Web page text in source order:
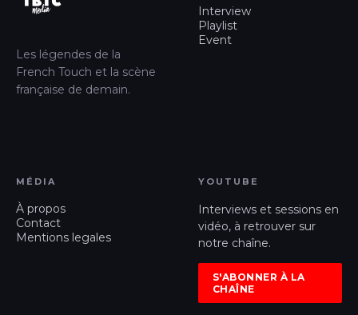
Les légendes de la
French Touch et la scène
française de demain.
Interview
Playlist
Event
MÉDIA
À propos
Contact
Mentions legales
YOUTUBE
Interviews et sessions en
vidéo, à retrouver sur
notre chaîne.
S'ABONNER À LA
CHAÎNE